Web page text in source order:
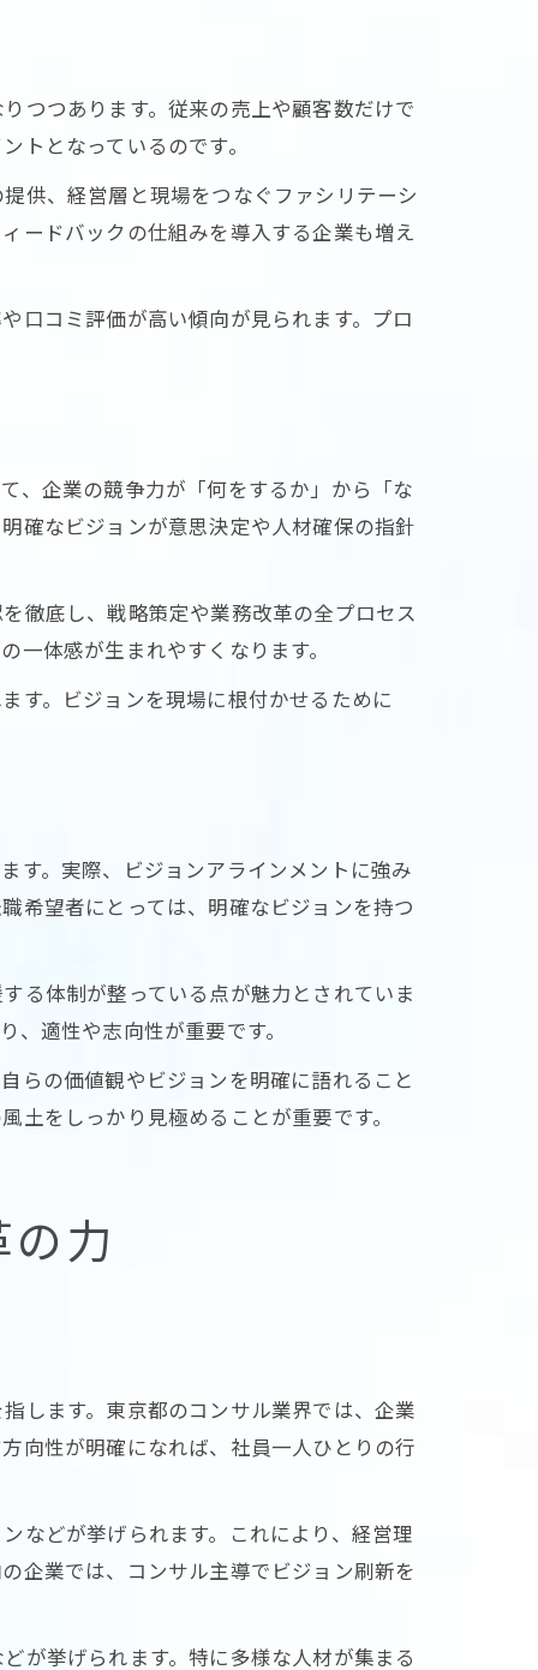
つつあります。従来の売上や顧客数だけで
トとなっているのです。
供、経営層と現場をつなぐファシリテーシ
ードバックの仕組みを導入する企業も増え
口コミ評価が高い傾向が見られます。プロ
、企業の競争力が「何をするか」から「な
確なビジョンが意思決定や人材確保の指針
徹底し、戦略策定や業務改革の全プロセス
体感が生まれやすくなります。
す。ビジョンを現場に根付かせるために
す。実際、ビジョンアラインメントに強み
希望者にとっては、明確なビジョンを持つ
る体制が整っている点が魅力とされていま
適性や志向性が重要です。
らの価値観やビジョンを明確に語れること
をしっかり見極めることが重要です。
力
します。東京都のコンサル業界では、企業
向性が明確になれば、社員一人ひとりの行
などが挙げられます。これにより、経営理
企業では、コンサル主導でビジョン刷新を
が挙げられます。特に多様な人材が集まる